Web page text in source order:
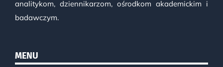
analitykom, dziennikarzom, ośrodkom akademickim i
badawczym.
MENU